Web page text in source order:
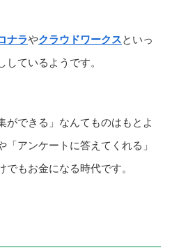
ナラやクラウドワークスといっ
ているようです。
ができる」なんてものはもとよ
「アンケートに答えてくれる」
でもお金になる時代です。